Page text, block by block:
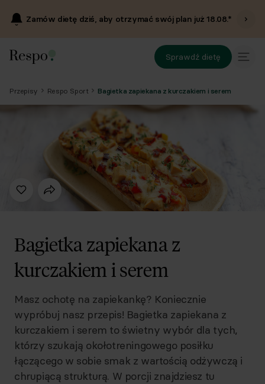
Zamów dietę dziś, aby otrzymać swój plan już18.08.*
Sprawdź dietę
Przepisy Respo Sport Bagietka zapiekana z kurczakiem i serem
Bagietka zapiekana z
kurczakiem i serem
Masz ochotę na zapiekankę? Koniecznie
wypróbuj nasz przepis! Bagietka zapiekana z
kurczakiem i serem to świetny wybór dla tych,
którzy szukają okołotreningowego posiłku
łączącego w sobie smak z wartością odżywczą i
chrupiącą strukturą. W porcji znajdziesz tu